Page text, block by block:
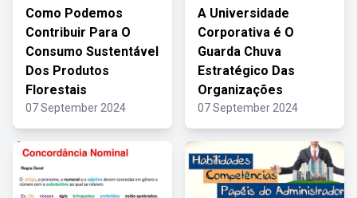
Como Podemos
Contribuir Para O
Consumo Sustentável
Dos Produtos
Florestais
07 September 2024
A Universidade
Corporativa é O
Guarda Chuva
Estratégico Das
Organizações
07 September 2024